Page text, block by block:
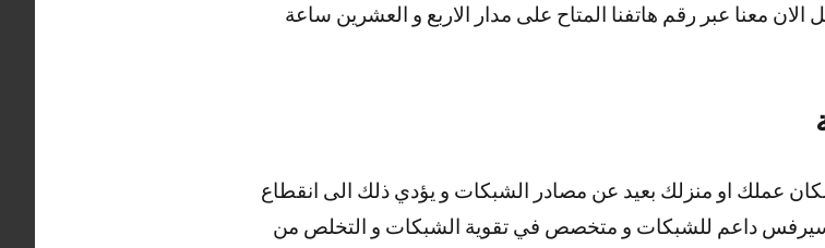
معنا عبر رقم هاتفنا المتاح على مدار الاربع و العشرين ساعة
عملك او منزلك بعيد عن مصادر الشبكات و يؤدي ذلك الى انقطاع
سيرفس داعم للشبكات و متخصص في تقوية الشبكات و التخلص من